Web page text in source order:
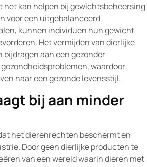
het kan helpen bij gewichtsbeheersing
voor een uitgebalanceerd
kunnen individuen hun gewicht
Het vermijden van dierlijke
aan een gezonder
waardoor
naar een gezonde levensstijl.
bij aan minder
het dierenrechten beschermt en
Door geen dierlijke producten te
van een wereld waarin dieren met